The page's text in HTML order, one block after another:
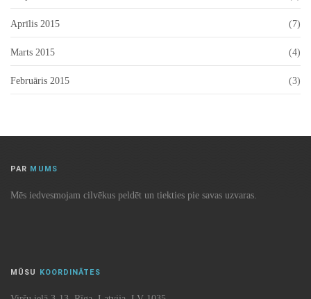
Aprīlis 2015 (7)
Marts 2015 (4)
Februāris 2015 (3)
PAR MUMS
Mēs iedvesmojam cilvēkus peldēt un tiekties pie savas uzvaras.
MŪSU KOORDINĀTES